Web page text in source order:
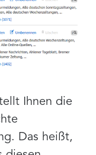
Ihnen die
Das heißt,